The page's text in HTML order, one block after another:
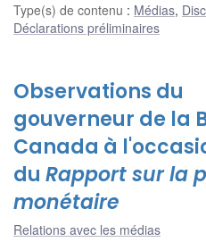
Type(s) de contenu : Médias,
Déclarations préliminaires
Observations du
gouverneur de la
Canada à
du Rapport sur la
monétaire
Relations avec les médias